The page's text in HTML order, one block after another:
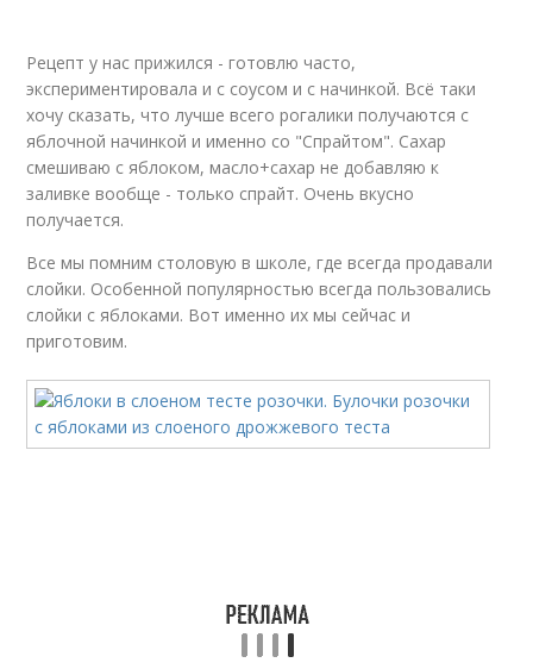
Рецепт у нас прижился - готовлю часто,
экспериментировала и с соусом и с начинкой. Всё таки
хочу сказать, что лучше всего рогалики получаются с
яблочной начинкой и именно со "Спрайтом". Сахар
смешиваю с яблоком, масло+сахар не добавляю к
заливке вообще - только спрайт. Очень вкусно
получается.
Все мы помним столовую в школе, где всегда продавали
слойки. Особенной популярностью всегда пользовались
слойки с яблоками. Вот именно их мы сейчас и
приготовим.